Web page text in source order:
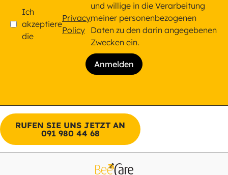
Ich
akzeptiere
die
Privacy
Policy
und willige in die Verarbeitung
meiner personenbezogenen
Daten zu den darin angegebenen
Zwecken ein.
RUFEN SIE UNS JETZT AN
091 980 44 68